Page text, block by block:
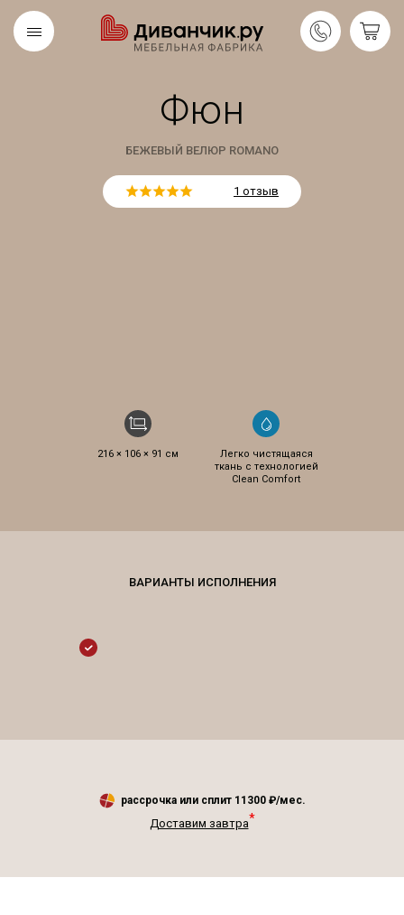
Фюн
БЕЖЕВЫЙ ВЕЛЮР ROMANO
1 отзыв
216 × 106 × 91 см
Легко чистящаяся
ткань с технологией
Clean Comfort
рассрочка или сплит 11300 ₽/мес.
Доставим завтра*
Скандинавская